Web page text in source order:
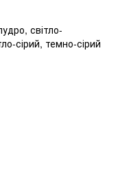
світло-
сірий, темно-сірий